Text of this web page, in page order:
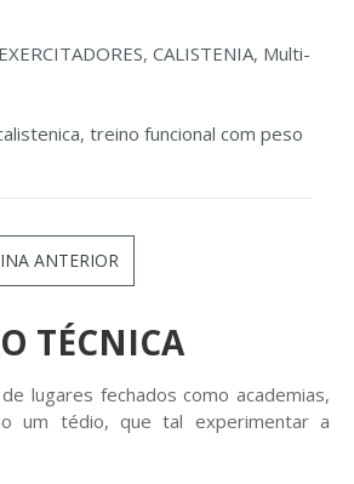
, CALISTENIA, Multi-
, treino funcional com peso
ANTERIOR
TÉCNICA
lugares fechados como academias,
um tédio, que tal experimentar a